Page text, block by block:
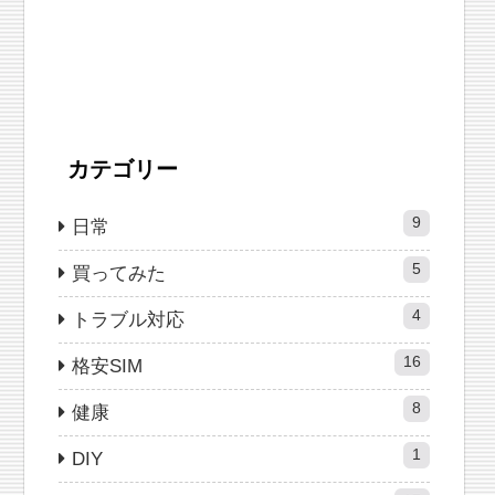
カテゴリー
日常 9
買ってみた 5
トラブル対応 4
格安SIM 16
健康 8
DIY 1